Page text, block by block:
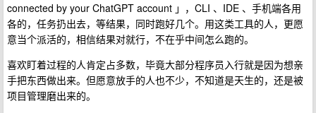
connected by your ChatGPT account 」，CLI 、IDE 、手机端各用
各的，任务扔出去，等结果，同时跑好几个。用这类工具的人，更愿
意当个派活的，相信结果对就行，不在乎中间怎么跑的。
喜欢盯着过程的人肯定占多数，毕竟大部分程序员入行就是因为想亲
手把东西做出来。但愿意放手的人也不少，不知道是天生的，还是被
项目管理磨出来的。